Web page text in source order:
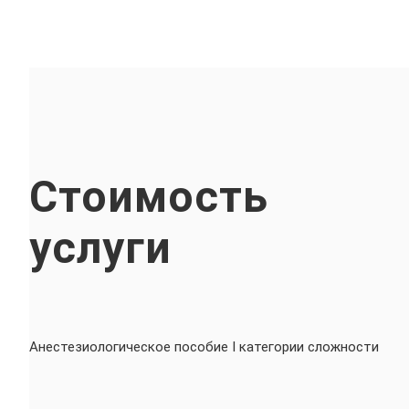
Стоимость
услуги
Анестезиологическое пособие I категории сложности